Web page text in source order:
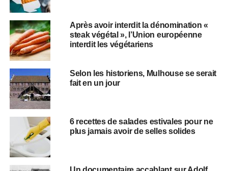
Après avoir interdit la dénomination «
steak végétal », l’Union européenne
interdit les végétariens
Selon les historiens, Mulhouse se serait
fait en un jour
6 recettes de salades estivales pour ne
plus jamais avoir de selles solides